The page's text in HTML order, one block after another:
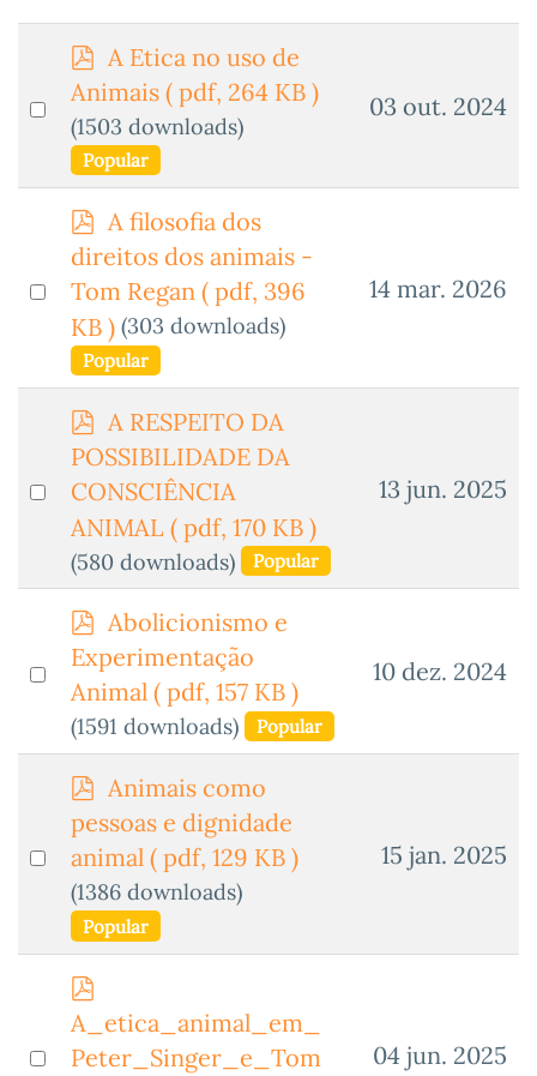
Select
item
p
d
f
A Etica no uso de
Animais ( pdf, 264 KB )
(1503 downloads)
Popular
03 out. 2024
Select
item
p
d
f
A filosofia dos
direitos dos animais -
Tom Regan ( pdf, 396
KB ) (303 downloads)
Popular
14 mar. 2026
Select
item
p
d
f
A RESPEITO DA
POSSIBILIDADE DA
CONSCIÊNCIA
ANIMAL ( pdf, 170 KB )
(580 downloads) Popular
13 jun. 2025
Select
item
p
d
f
Abolicionismo e
Experimentação
Animal ( pdf, 157 KB )
(1591 downloads) Popular
10 dez. 2024
Select
item
p
d
f
Animais como
pessoas e dignidade
animal ( pdf, 129 KB )
(1386 downloads)
Popular
15 jan. 2025
Selectf
A_etica_animal_em_
Peter_Singer_e_Tom
04 jun. 2025